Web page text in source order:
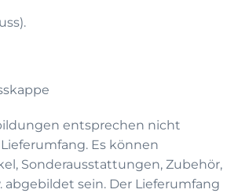
entsprechen nicht
Es können
Sonderausstattungen, Zubehör,
abgebildet sein. Der Lieferumfang